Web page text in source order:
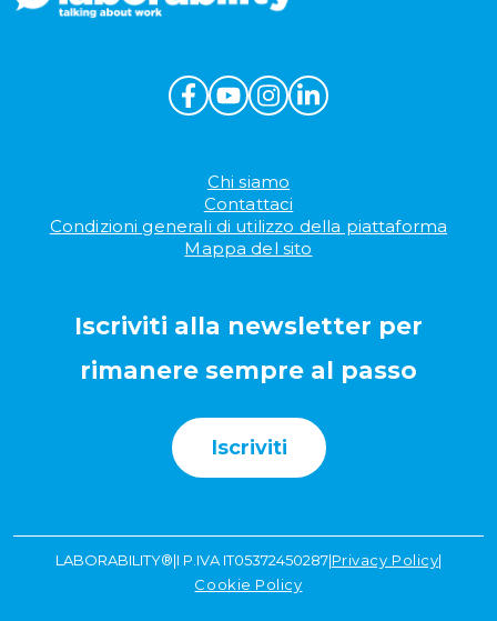
Chi siamo
Contattaci
Condizioni generali di utilizzo della piattaforma
Mappa del sito
Iscriviti alla newsletter per
rimanere sempre al passo
Iscriviti
LABORABILITY®|I P.IVA IT05372450287|Privacy Policy|
Cookie Policy